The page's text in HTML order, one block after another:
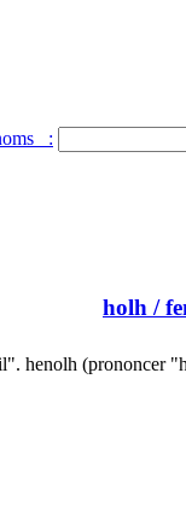
:
holh /
henolh (prononcer